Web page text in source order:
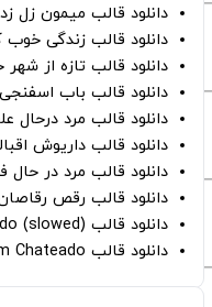
دانلود قالب میمون زل
دانلود قالب زندگی خوب
دانلود قالب تازه از
دانلود قالب باب
دانلود قالب مرد درحال
دانلود قالب داریوش
دانلود قالب مرد در حال
دانلود قالب رقص
دانلود قالب Montagem Chateado (slowed)
دانلود قالب Montagem Chateado